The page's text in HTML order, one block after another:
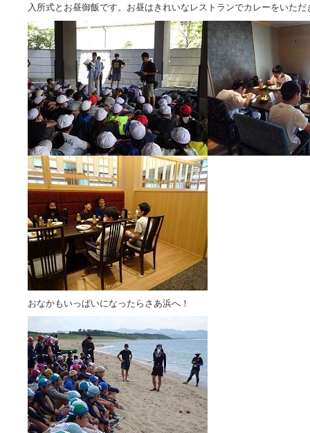
入所式とお昼御飯です。お昼はきれいなレストランでカレーをいただ
おなかもいっぱいになったらさあ浜へ！